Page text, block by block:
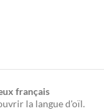
français
la langue d'oïl.